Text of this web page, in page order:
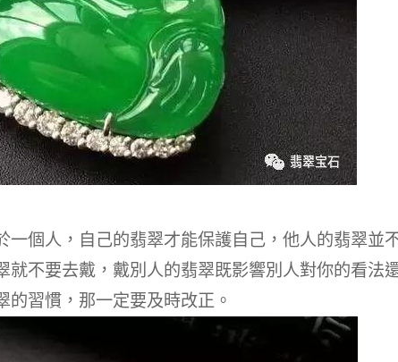
一個人，自己的翡翠才能保護自己，他人的翡翠並
就不要去戴，戴別人的翡翠既影響別人對你的看法
的習慣，那一定要及時改正。